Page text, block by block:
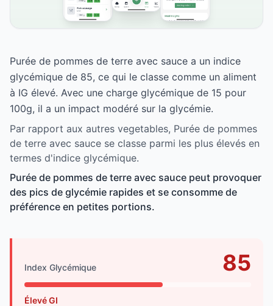
Purée de pommes de terre avec sauce a un indice
glycémique de 85, ce qui le classe comme un aliment
à IG élevé. Avec une charge glycémique de 15 pour
100g, il a un impact modéré sur la glycémie.
Par rapport aux autres vegetables, Purée de pommes
de terre avec sauce se classe parmi les plus élevés en
termes d'indice glycémique.
Purée de pommes de terre avec sauce peut provoquer
des pics de glycémie rapides et se consomme de
préférence en petites portions.
Index Glycémique 85
Élevé GI